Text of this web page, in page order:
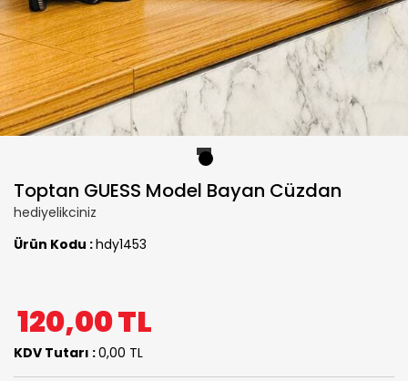
Toptan GUESS Model Bayan Cüzdan
hediyelikciniz
Ürün Kodu :hdy1453
120,00TL
KDV Tutarı :0,00 TL